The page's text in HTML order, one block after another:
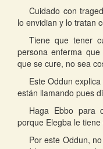
Cuidado con
lo envidian y lo tratan
Tiene que tener
persona enferma
que se cure, no sea
Este Oddun
están llamando pues
Haga Ebbo para
porque Elegba le
Por este Oddun,